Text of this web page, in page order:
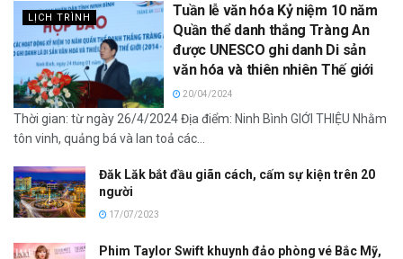
LỊCH TRÌNH
Tuần lễ văn hóa Kỷ niệm 10 năm
Quần thể danh thắng Tràng An
được UNESCO ghi danh Di sản
văn hóa và thiên nhiên Thế giới
20/04/2024
Thời gian: từ ngày 26/4/2024 Địa điểm: Ninh Bình GIỚI THIỆU Nhằm
tôn vinh, quảng bá và lan toả các...
Đăk Lăk bắt đầu giãn cách, cấm sự kiện trên 20
người
17/07/2023
Phim Taylor Swift khuynh đảo phòng vé Bắc Mỹ,